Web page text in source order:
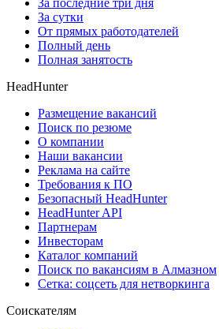
За последние три дня
За сутки
От прямых работодателей
Полный день
Полная занятость
HeadHunter
Размещение вакансий
Поиск по резюме
О компании
Наши вакансии
Реклама на сайте
Требования к ПО
Безопасный HeadHunter
HeadHunter API
Партнерам
Инвесторам
Каталог компаний
Поиск по вакансиям в Алмазном
Сетка: соцсеть для нетворкинга
Соискателям